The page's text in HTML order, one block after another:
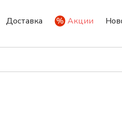
Доставка Акции